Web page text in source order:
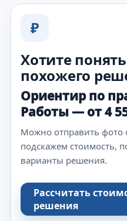
₽
Хотите
похожего
Ориентир по
Работы — от 4
Можно отправить фото
подскажем стоимость,
варианты решения.
Рассчитать
решения